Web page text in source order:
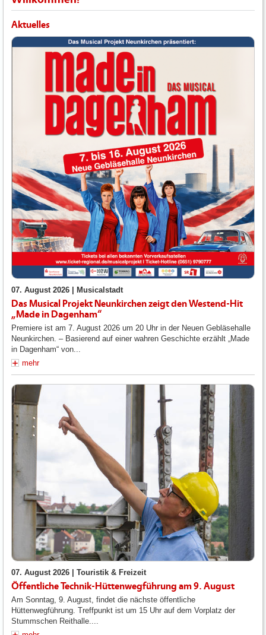
Aktuelles
07. August 2026 | Musicalstadt
Das Musical Projekt Neunkirchen zeigt den Westend-Hit
„Made in Dagenham“
Premiere ist am 7. August 2026 um 20 Uhr in der Neuen Gebläsehalle
Neunkirchen. – Basierend auf einer wahren Geschichte erzählt „Made
in Dagenham“ von...
mehr
07. August 2026 | Touristik & Freizeit
Öffentliche Technik-Hüttenwegführung am 9. August
Am Sonntag, 9. August, findet die nächste öffentliche
Hüttenwegführung. Treffpunkt ist um 15 Uhr auf dem Vorplatz der
Stummschen Reithalle....